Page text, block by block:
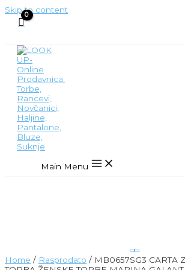
Skip to content
Main Menu
Home / Rasprodato / MB0657SG3 CARTA